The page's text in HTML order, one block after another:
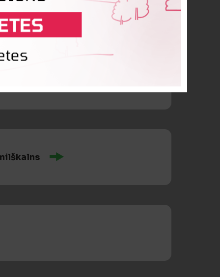
Benato Bekima Kouoh